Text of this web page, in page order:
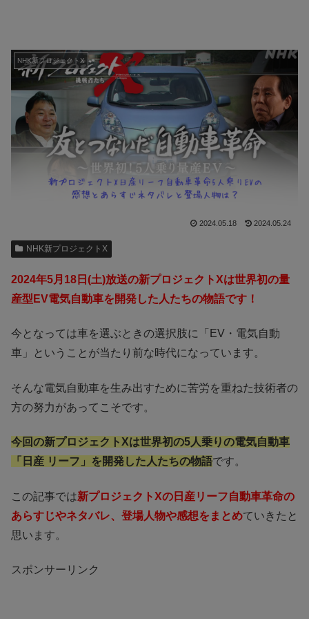
NHK新プロジェクトX
2024.05.18 2024.05.24
NHK新プロジェクトX
2024年5月18日(土)放送の新プロジェクトXは世界初の量
産型EV電気自動車を開発した人たちの物語です！
今となっては車を選ぶときの選択肢に「EV・電気自動
車」ということが当たり前な時代になっています。
そんな電気自動車を生み出すために苦労を重ねた技術者の
方の努力があってこそです。
今回の新プロジェクトXは世界初の5人乗りの電気自動車
「日産 リーフ」を開発した人たちの物語です。
この記事では新プロジェクトXの日産リーフ自動車革命の
あらすじやネタバレ、登場人物や感想をまとめていきたと
思います。
スポンサーリンク